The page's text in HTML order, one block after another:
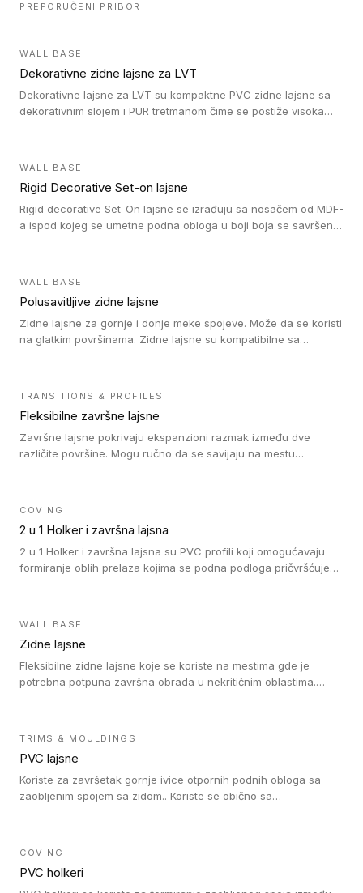
PREPORUČENI PRIBOR
WALL BASE
Dekorativne zidne lajsne za LVT
Dekorativne lajsne za LVT su kompaktne PVC zidne lajsne sa
dekorativnim slojem i PUR tretmanom čime se postiže visoka
WALL BASE
Rigid Decorative Set-on lajsne
Rigid decorative Set-On lajsne se izrađuju sa nosačem od MDF-
a ispod kojeg se umetne podna obloga u boji boja se savršeno
WALL BASE
Polusavitljive zidne lajsne
Zidne lajsne za gornje i donje meke spojeve. Može da se koristi
na glatkim površinama. Zidne lajsne su kompatibilne sa
TRANSITIONS & PROFILES
Fleksibilne završne lajsne
Završne lajsne pokrivaju ekspanzioni razmak između dve
različite površine. Mogu ručno da se savijaju na mestu
(kompaktni i akustički), kao i sa podnim oblogama od linoleuma.
COVING
2 u 1 Holker i završna lajsna
2 u 1 Holker i završna lajsna su PVC profili koji omogućavaju
formiranje oblih prelaza kojima se podna podloga pričvršćuje
WALL BASE
Zidne lajsne
Fleksibilne zidne lajsne koje se koriste na mestima gde je
potrebna potpuna završna obrada u nekritičnim oblastima.
TRIMS & MOULDINGS
PVC lajsne
Koriste za završetak gornje ivice otpornih podnih obloga sa
zaobljenim spojem sa zidom.. Koriste se obično sa
rešenje).
COVING
PVC holkeri